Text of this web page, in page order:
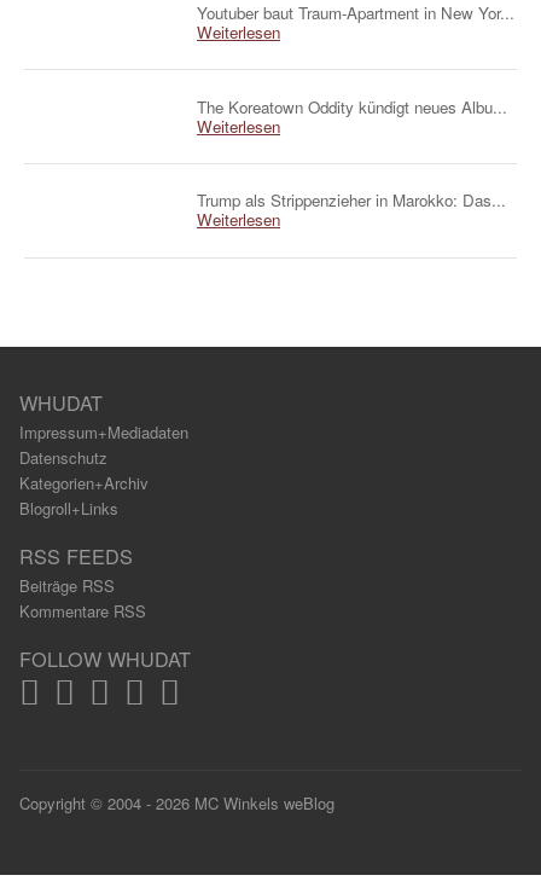
Youtuber baut Traum-Apartment in New Yor...
Weiterlesen
The Koreatown Oddity kündigt neues Albu...
Weiterlesen
Trump als Strippenzieher in Marokko: Das...
Weiterlesen
WHUDAT
Impressum+Mediadaten
Datenschutz
Kategorien+Archiv
Blogroll+Links
RSS FEEDS
Beiträge RSS
Kommentare RSS
FOLLOW WHUDAT
Copyright © 2004 - 2026 MC Winkels weBlog